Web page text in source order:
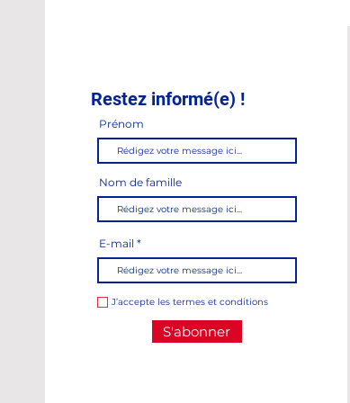
Restez informé(e) !
Prénom
Nom de famille
E-mail
J’accepte les termes et conditions
S'abonner